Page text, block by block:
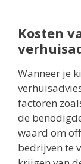
Kosten
Wanneer je
factoren
de
waard om
bedrijven te